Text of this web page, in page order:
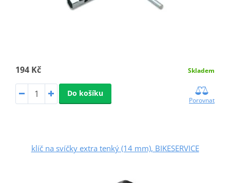
194 Kč Skladem
Do košíku
Porovnat
klíč na svíčky extra tenký (14 mm), BIKESERVICE